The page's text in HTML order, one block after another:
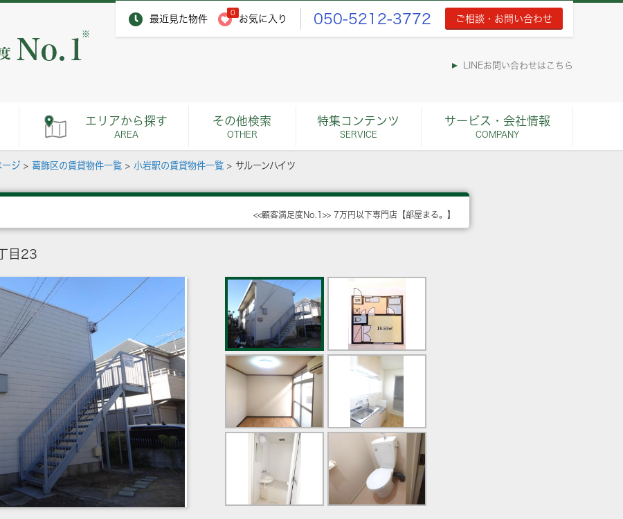
最近見た物件
0
お気に入り 050-5212-3772 ご相談・お問い合わせ
※
LINEお問い合わせはこちら
エリアから探す
AREA
その他検索
OTHER
特集コンテンツ
SERVICE
サービス・会社情報
COMPANY
ジ > 葛飾区の賃貸物件一覧 > 小岩駅の賃貸物件一覧 > サルーンハイツ
<<顧客満足度No.1>> 7万円以下専門店【部屋まる。】
目23